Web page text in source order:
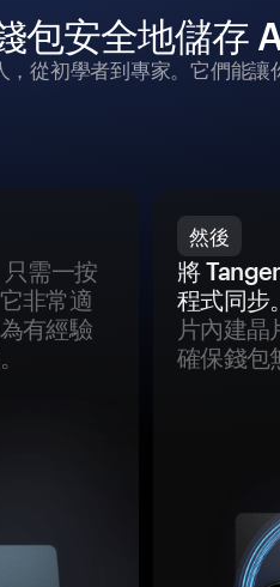
包安全地儲存
從初學者到專家。它們能
需一按
非常適
有經驗
然後
將
程式同步
片內建晶
確保錢包